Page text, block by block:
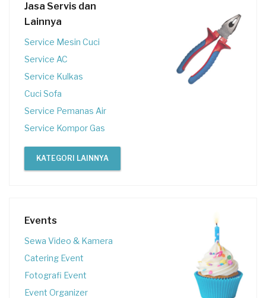
Jasa Servis dan
Lainnya
Service Mesin Cuci
Service AC
Service Kulkas
Cuci Sofa
Service Pemanas Air
Service Kompor Gas
KATEGORI LAINNYA
Events
Sewa Video & Kamera
Catering Event
Fotografi Event
Event Organizer